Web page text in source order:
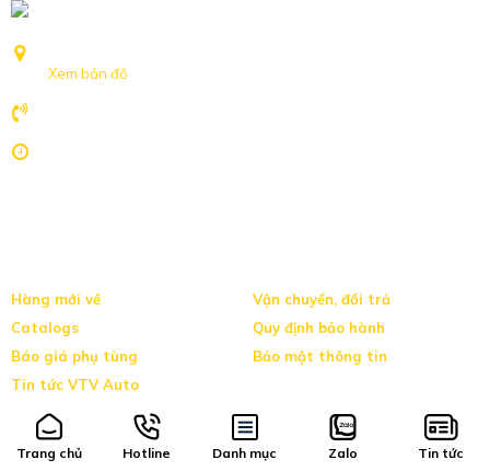
Số 239 Nguyễn Khoái, Phường Hồng Hà, TP Hà Nội
Xem bản đồ
8h-17h:30 Nghỉ Chủ nhật
Trang chủ Hotline Danh mục Zalo Tin tức